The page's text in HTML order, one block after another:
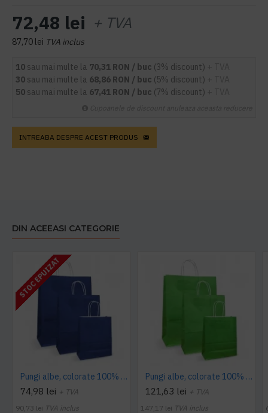
72,48 lei + TVA
87,70 lei TVA inclus
10 sau mai multe la 70,31 RON / buc (3% discount)
30 sau mai multe la 68,86 RON / buc (5% discount)
50 sau mai multe la 67,41 RON / buc (7% discount)
INTREABA DESPRE ACEST PRODUS
DIN ACEEASI CATEGORIE
STOC EPUIZAT
Pungi albe, colorate 100% albastru inchis - 16X9X21 - 100 buc
74,98 lei + TVA
90,73 lei TVA inclus
Pungi albe, colorate 100% verde deschis - 25X14X30 - 100 buc
121,63 lei + TVA
147,17 lei TVA inclus